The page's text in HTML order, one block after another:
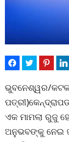
ଭୁବନେଶ୍ୱର/
ଏକ ମାମଲା ରୁଜୁ
ଅନୁଭବଙ୍କୁ ନେଇ